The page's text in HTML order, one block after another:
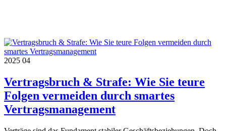
2025 04
Vertragsbruch & Strafe: Wie Sie teure
Folgen vermeiden durch smartes
Vertragsmanagement